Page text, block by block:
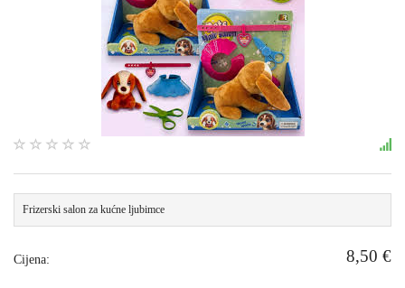
Frizerski salon za kućne ljubimce
Cijena: 8,50 €